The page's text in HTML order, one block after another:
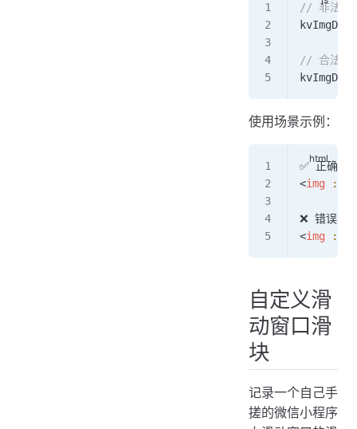
// 非法写
kvImgData
// 合法写
kvImgData
使用场景示例：
✅ 正确方
<img :src
❌ 错误方
<img :src
自定义滑
动窗口滑
块
记录一个自己手
搓的微信小程序